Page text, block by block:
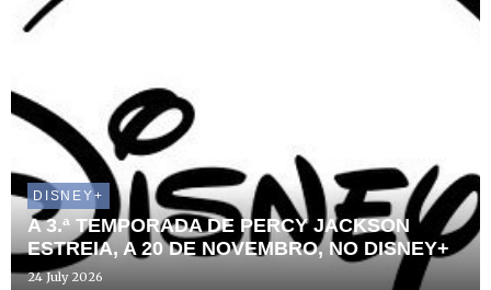
DISNEY+
A 3.ª TEMPORADA DE PERCY JACKSON
ESTREIA, A 20 DE NOVEMBRO, NO DISNEY+
24 July 2026